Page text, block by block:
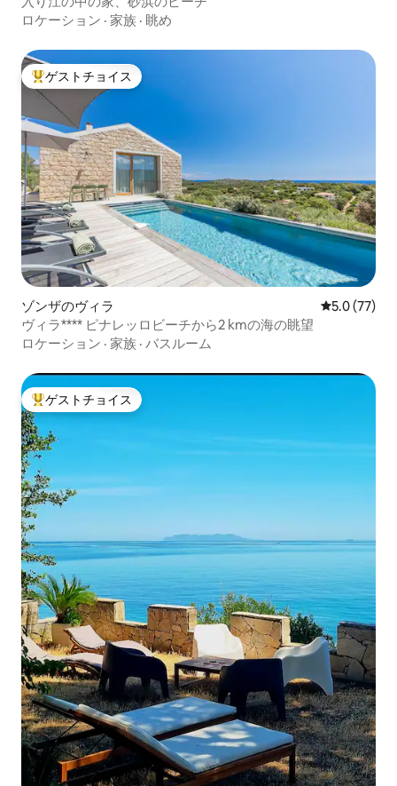
ロケーション · 家族 · 眺め
大好評のゲストチョイスです。
ゲストチョイス
ゾンザのヴィラ レビュー77
5.0 (77)
ヴィラ**** ピナレッロビーチから2 kmの海の眺望
ロケーション · 家族 · バスルーム
大好評のゲストチョイスです。
ゲストチョイス